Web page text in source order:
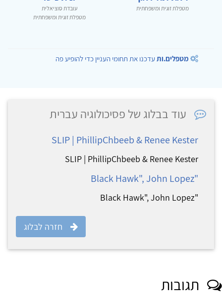
מטפלת זוגית ומשפחתית
עובדת סוציאלית
מטפלת זוגית ומשפחתית
מטפלים.ותעדכנו את תחומי העניין כדי להופיע פה
עוד בבלוג של פסיכולוגיה עברית
SLIP | PhillipChbeeb & Renee Kester
SLIP | PhillipChbeeb & Renee Kester
"Black Hawk", John Lopez
"Black Hawk", John Lopez
חזרה לבלוג
תגובות